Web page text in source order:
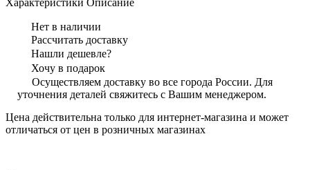
Характеристики Описание
Нет в наличии
Рассчитать доставку
Нашли дешевле?
Хочу в подарок
Осуществляем доставку во все города России. Для
уточнения деталей свяжитесь с Вашим менеджером.
Цена действительна только для интернет-магазина и может
отличаться от цен в розничных магазинах